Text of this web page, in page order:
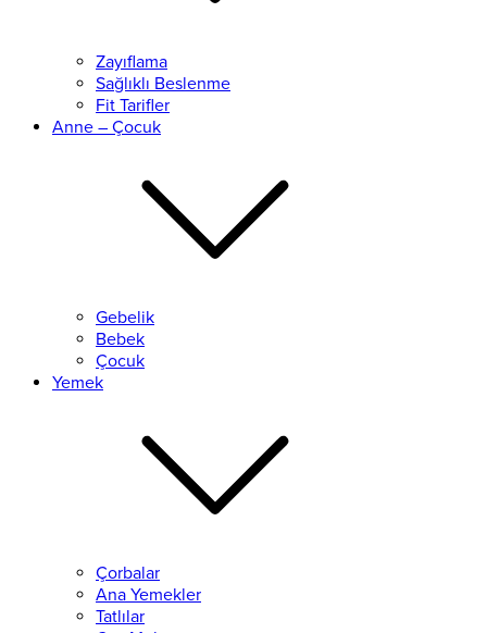
Zayıflama
Sağlıklı Beslenme
Fit Tarifler
Anne – Çocuk
Gebelik
Bebek
Çocuk
Yemek
Çorbalar
Ana Yemekler
Tatlılar